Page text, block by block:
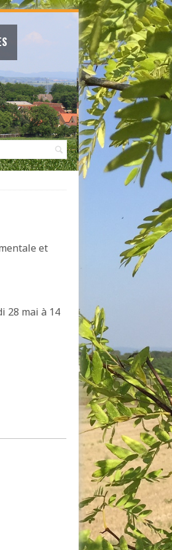
et
28 mai à 14